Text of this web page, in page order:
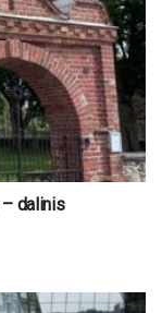
dalinis